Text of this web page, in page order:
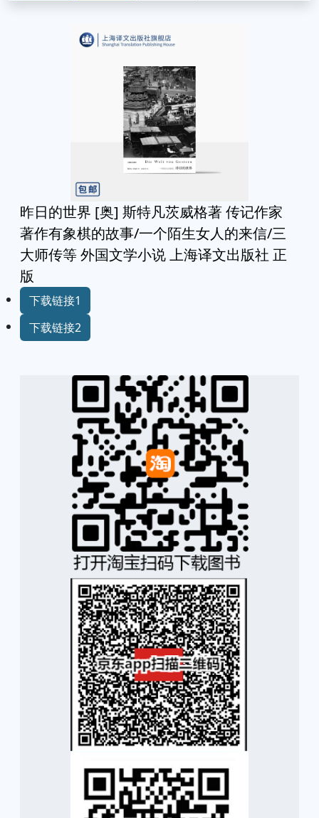
昨日的世界 [奥] 斯特凡茨威格著 传记作家
著作有象棋的故事/一个陌生女人的来信/三
大师传等 外国文学小说 上海译文出版社 正
版
下载链接1
下载链接2